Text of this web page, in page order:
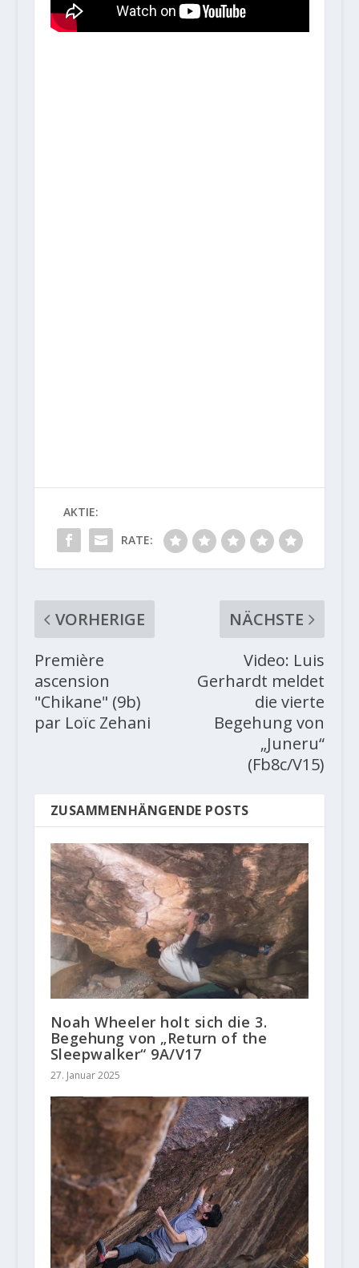
AKTIE:
RATE:
VORHERIGE
Première
ascension
"Chikane" (9b)
par Loïc Zehani
NÄCHSTE
Video: Luis
Gerhardt meldet
die vierte
Begehung von
„Juneru“
(Fb8c/V15)
ZUSAMMENHÄNGENDE POSTS
Noah Wheeler holt sich die 3.
Begehung von „Return of the
Sleepwalker“ 9A/V17
27. Januar 2025